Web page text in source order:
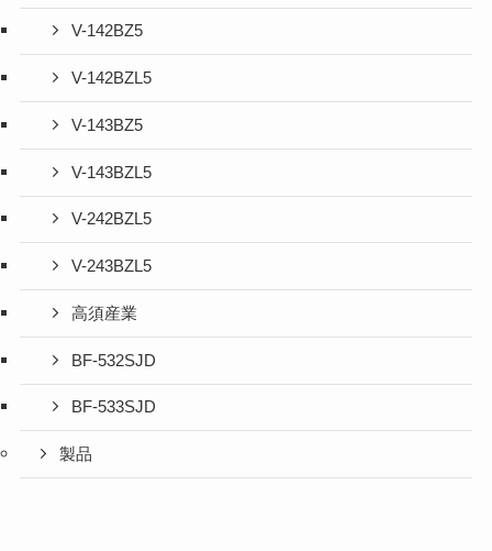
V-142BZ5
V-142BZL5
V-143BZ5
V-143BZL5
V-242BZL5
V-243BZL5
高須産業
BF-532SJD
BF-533SJD
製品